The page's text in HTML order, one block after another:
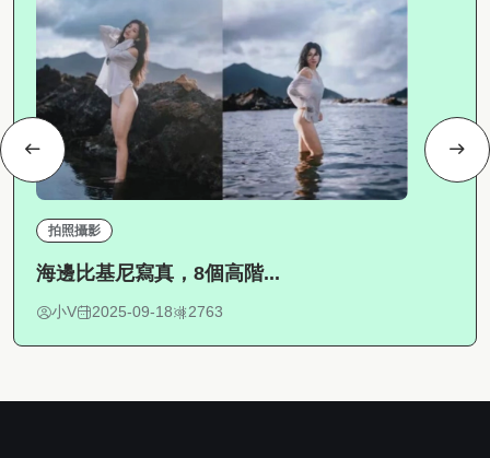
拍照攝影
海邊比基尼寫真，8個高階...
小V 2025-09-18 2763